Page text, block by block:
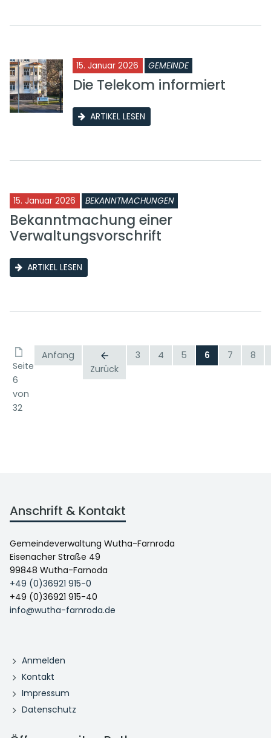
15. Januar 2026 GEMEINDE
Die Telekom informiert
ARTIKEL LESEN
15. Januar 2026 BEKANNTMACHUNGEN
Bekanntmachung einer
Verwaltungsvorschrift
ARTIKEL LESEN
Seite
6
von
32
Anfang
Zurück
3 4 5 6 7 8
Anschrift & Kontakt
Gemeindeverwaltung Wutha-Farnroda
Eisenacher Straße 49
99848 Wutha-Farnoda
+49 (0)36921 915-0
+49 (0)36921 915-40
info@wutha-farnroda.de
Anmelden
Kontakt
Impressum
Datenschutz